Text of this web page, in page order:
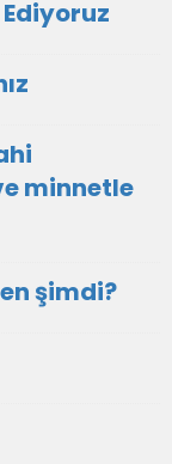
minnetle
şimdi?